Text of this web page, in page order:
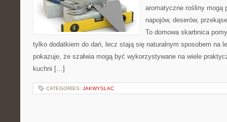
aromatyczne rośliny mogą
napojów, deserów,
To domowa skarbnica
tylko dodatkiem do dań, lecz stają się naturalnym sposobem na
pokazuje, że szałwia mogą być wykorzystywane na wiele
kuchni […]
CATEGORIES: JAKWYSLAC